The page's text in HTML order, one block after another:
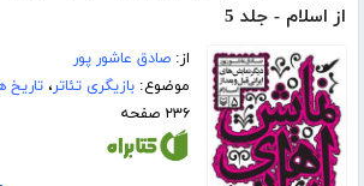
از اسلام - جلد 5
از:صادق عاشور پور
موضوع:بازیگری تئاتر،تاریخ
۲۳۶ صفحه